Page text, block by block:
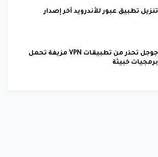
تنزيل تطبيق عبور للأندرويد آخر إصدار
جوجل تحذر من تطبيقات VPN مزيفة تحمل
برمجيات خبيثة